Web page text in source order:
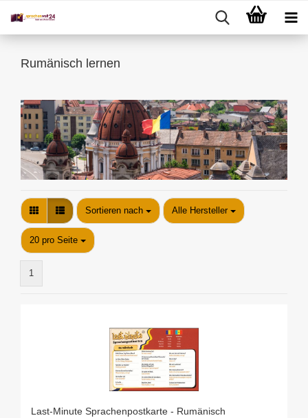
Rumänisch lernen
Sortieren nach
Sortieren nach Alle Hersteller
20 pro Seite
pro Seite
1
Last-Minute Sprachenpostkarte - Rumänisch